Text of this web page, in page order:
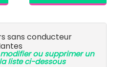
sans conducteur
ou supprimer un
liste ci-dessous